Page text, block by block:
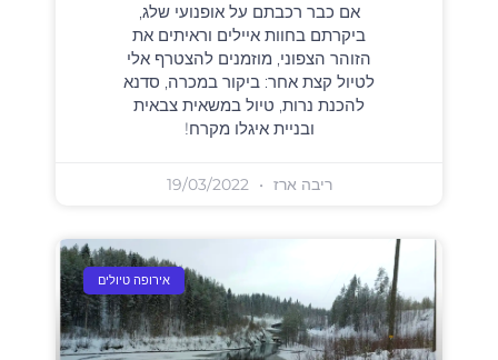
אם כבר רכבתם על אופנועי שלג,
ביקרתם בחוות איילים וראיתים את
הזוהר הצפוני, מוזמנים להצטרף אלי
לטיול קצת אחר: ביקור במכרה, סדנא
להכנת נרות, טיול במשאית צבאית
ובניית איגלו מקרח!
ריבה ארז 19/03/2022
אירופה טיולים